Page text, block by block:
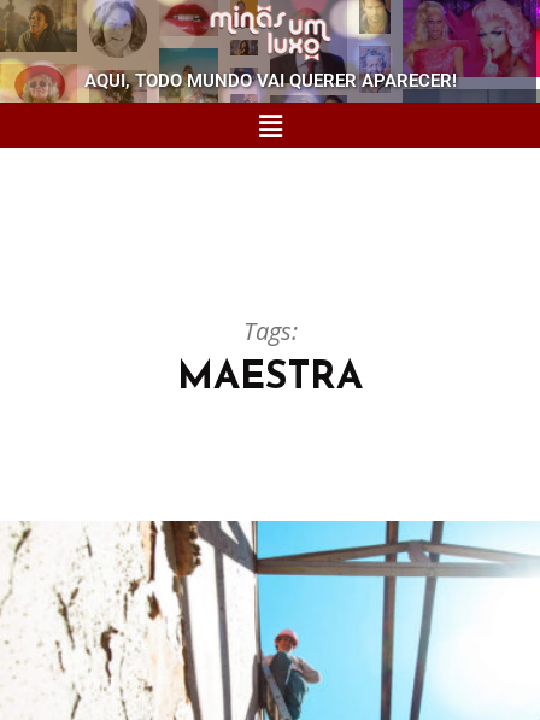
AQUI, TODO MUNDO VAI QUERER APARECER!
Tags:
MAESTRA